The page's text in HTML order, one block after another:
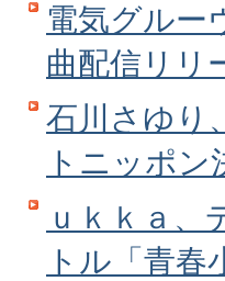
電気グルー
曲配信リリ
石川さゆり
トニッポン
ｕｋｋａ、
トル「青春